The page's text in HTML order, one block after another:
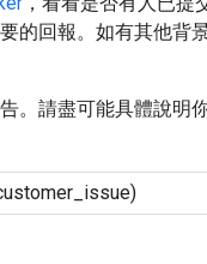
的回報。如有其他背
。請盡可能具體說明